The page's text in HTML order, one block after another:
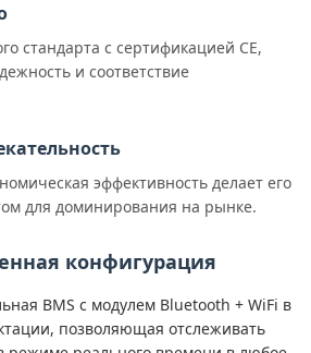
стандарта с сертификацией CE,
и соответствие
эффективность делает его
для доминирования на рынке.
конфигурация
BMS с модулем Bluetooth + WiFi в
позволяющая отслеживать